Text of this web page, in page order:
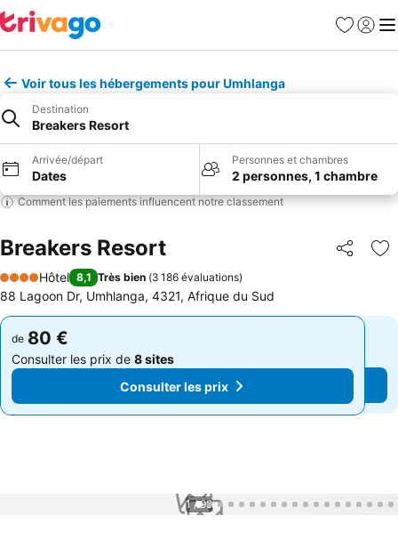
Favoris
Se
Voir tous les hébergements pour Umhlanga
Destination
Breakers Resort
Arrivée/départ
Dates
Personnes et chambres
2 personnes, 1 chambre
Comment les paiements influencent notre classement
Breakers Resort Partager
4 Étoiles
Hôtel 8,1 Très bien (3 186 évaluations)
88 Lagoon Dr, Umhlanga, 4321, Afrique du Sud
de 80 €
Consulter les prix de 8 sites
Consulter les prix
de 80 €
Consulter les prix de 8 sites
Consulter les prix
1 / 99